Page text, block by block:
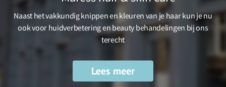
Naast het vakkundig knippen en kleuren van je haar kun je nu
ook voor huidverbetering en beauty behandelingen bij ons
terecht
Lees meer